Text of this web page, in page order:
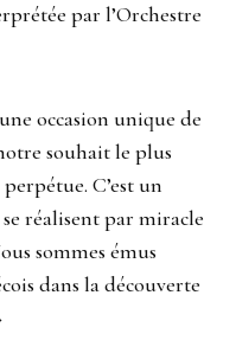
par l’Orchestre
occasion unique de
souhait le plus
C’est un
réalisent par miracle
sommes émus
dans la découverte